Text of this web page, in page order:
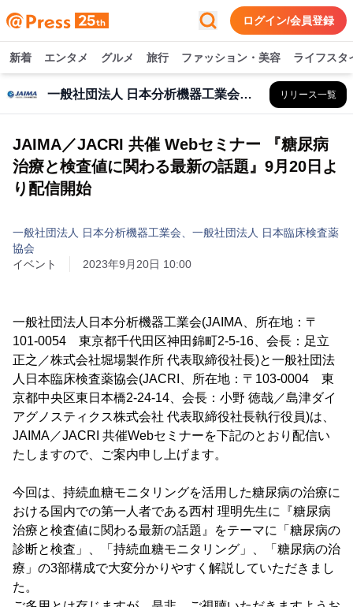
ログイン/会員登録
新着 エンタメ グルメ 旅行 ファッション・美容 ライフスタ
一般社団法人 日本分析機器工業会、一般社団法人 日本臨床検査薬協会 リリース一覧
JAIMA／JACRI 共催 Webセミナー 『糖尿病
治療と検査値に関わる最新の話題』9月20日よ
り配信開始
一般社団法人 日本分析機器工業会、一般社団法人 日本臨床検査薬
協会
イベント
2023年9月20日 10:00
一般社団法人日本分析機器工業会(JAIMA、所在地：〒
101-0054 東京都千代田区神田錦町2-5-16、会長：足立
正之／株式会社堀場製作所 代表取締役社長)と一般社団法
人日本臨床検査薬協会(JACRI、所在地：〒103-0004 東
京都中央区東日本橋2-24-14、会長：小野 徳哉／島津ダイ
アグノスティクス株式会社 代表取締役社長執行役員)は、
JAIMA／JACRI 共催Webセミナーを下記のとおり配信い
たしますので、ご案内申し上げます。
今回は、持続血糖モニタリングを活用した糖尿病の治療に
おける国内での第一人者である西村 理明先生に『糖尿病
治療と検査値に関わる最新の話題』をテーマに「糖尿病の
診断と検査」、「持続血糖モニタリング」、「糖尿病の治
療」の3部構成で大変分かりやすく解説していただきまし
た。